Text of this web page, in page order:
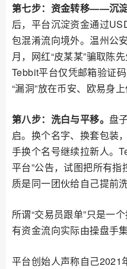
第七步：资金转移——沉淀
后，平台沉淀资金通过
包混淆流向境外。温州公
月，网红“皮某某”骗取
Tebbit平台仅凭邮箱验证
“漏洞”放在币安、欧易身上
第八步：洗白与平移。 盘
启。换个名字、换套包装
手换个名号继续拉新人。
平台”公告，试图把所有指
质是同一团伙给自己提前
所谓“交易员跟单”只是一
有资金流向实际由操盘手
平台创始人声称自己2021